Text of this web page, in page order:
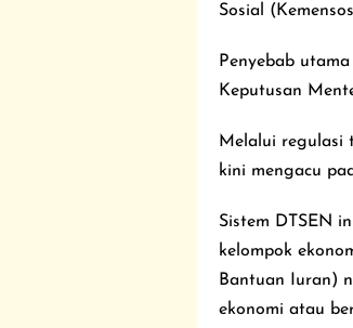
Sosial
Penyebab
Keputusan
Melalui regulasi
kini mengacu
Sistem DTSEN
kelompok
Bantuan Iuran)
ekonomi atau